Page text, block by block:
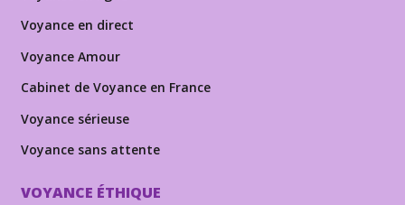
Voyance en direct
Voyance Amour
Cabinet de Voyance en France
Voyance sérieuse
Voyance sans attente
VOYANCE ÉTHIQUE